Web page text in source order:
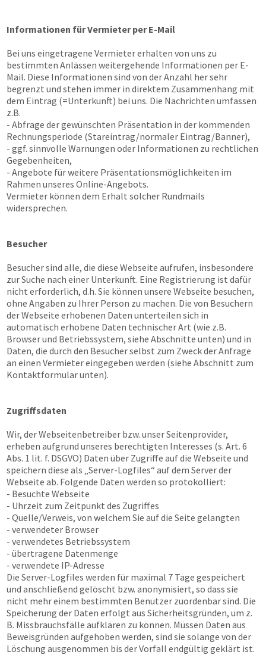
Informationen für Vermieter per E-Mail
Bei uns eingetragene Vermieter erhalten von uns zu
bestimmten Anlässen weitergehende Informationen per E-
Mail. Diese Informationen sind von der Anzahl her sehr
begrenzt und stehen immer in direktem Zusammenhang mit
dem Eintrag (=Unterkunft) bei uns. Die Nachrichten umfassen
z.B.
- Abfrage der gewünschten Präsentation in der kommenden
Rechnungsperiode (Stareintrag/normaler Eintrag/Banner),
- ggf. sinnvolle Warnungen oder Informationen zu rechtlichen
Gegebenheiten,
- Angebote für weitere Präsentationsmöglichkeiten im
Rahmen unseres Online-Angebots.
Vermieter können dem Erhalt solcher Rundmails
widersprechen.
Besucher
Besucher sind alle, die diese Webseite aufrufen, insbesondere
zur Suche nach einer Unterkunft. Eine Registrierung ist dafür
nicht erforderlich, d.h. Sie können unsere Webseite besuchen,
ohne Angaben zu Ihrer Person zu machen. Die von Besuchern
der Webseite erhobenen Daten unterteilen sich in
automatisch erhobene Daten technischer Art (wie z.B.
Browser und Betriebssystem, siehe Abschnitte unten) und in
Daten, die durch den Besucher selbst zum Zweck der Anfrage
an einen Vermieter eingegeben werden (siehe Abschnitt zum
Kontaktformular unten).
Zugriffsdaten
Wir, der Webseitenbetreiber bzw. unser Seitenprovider,
erheben aufgrund unseres berechtigten Interesses (s. Art. 6
Abs. 1 lit. f. DSGVO) Daten über Zugriffe auf die Webseite und
speichern diese als „Server-Logfiles“ auf dem Server der
Webseite ab. Folgende Daten werden so protokolliert:
- Besuchte Webseite
- Uhrzeit zum Zeitpunkt des Zugriffes
- Quelle/Verweis, von welchem Sie auf die Seite gelangten
- verwendeter Browser
- verwendetes Betriebssystem
- übertragene Datenmenge
- verwendete IP-Adresse
Die Server-Logfiles werden für maximal 7 Tage gespeichert
und anschließend gelöscht bzw. anonymisiert, so dass sie
nicht mehr einem bestimmten Benutzer zuordenbar sind. Die
Speicherung der Daten erfolgt aus Sicherheitsgründen, um z.
B. Missbrauchsfälle aufklären zu können. Müssen Daten aus
Beweisgründen aufgehoben werden, sind sie solange von der
Löschung ausgenommen bis der Vorfall endgültig geklärt ist.